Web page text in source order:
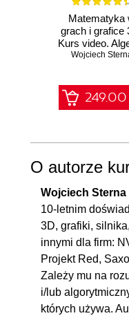
Matematyka
grach i grafice
Kurs video.
liniowa
Wojciech
249.00
O autorze
Wojciech Sterna
10-letnim
3D, grafiki,
innymi dla firm:
Projekt Red,
Zależy mu na
i/lub
których używa.